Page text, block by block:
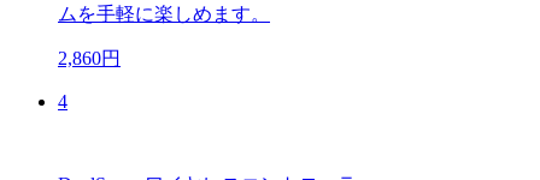
ムを手軽に楽しめます。
2,860円
4